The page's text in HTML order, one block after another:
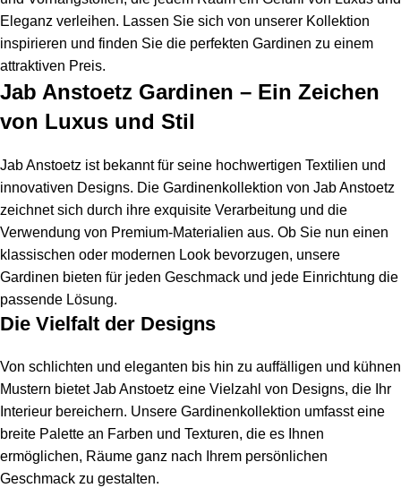
Eleganz verleihen. Lassen Sie sich von unserer Kollektion
inspirieren und finden Sie die perfekten Gardinen zu einem
attraktiven Preis.
Jab Anstoetz Gardinen – Ein Zeichen
von Luxus und Stil
Jab Anstoetz ist bekannt für seine hochwertigen Textilien und
innovativen Designs. Die Gardinenkollektion von Jab Anstoetz
zeichnet sich durch ihre exquisite Verarbeitung und die
Verwendung von Premium-Materialien aus. Ob Sie nun einen
klassischen oder modernen Look bevorzugen, unsere
Gardinen bieten für jeden Geschmack und jede Einrichtung die
passende Lösung.
Die Vielfalt der Designs
Von schlichten und eleganten bis hin zu auffälligen und kühnen
Mustern bietet Jab Anstoetz eine Vielzahl von Designs, die Ihr
Interieur bereichern. Unsere Gardinenkollektion umfasst eine
breite Palette an Farben und Texturen, die es Ihnen
ermöglichen, Räume ganz nach Ihrem persönlichen
Geschmack zu gestalten.